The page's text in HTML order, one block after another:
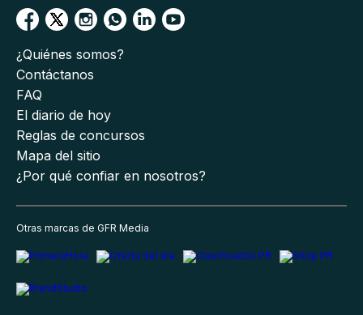
¿Quiénes somos?
Contáctanos
FAQ
El diario de hoy
Reglas de concursos
Mapa del sitio
¿Por qué confiar en nosotros?
Otras marcas de GFR Media